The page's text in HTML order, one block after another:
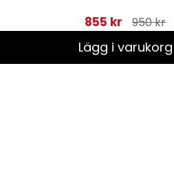
855 kr 950 kr
Lägg i varukorg